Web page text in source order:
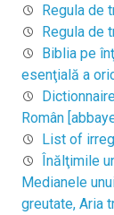
Regula de
Regula de
Biblia pe
esenţială a
Român
List of
Înălţimile
Medianele
greutate, Aria